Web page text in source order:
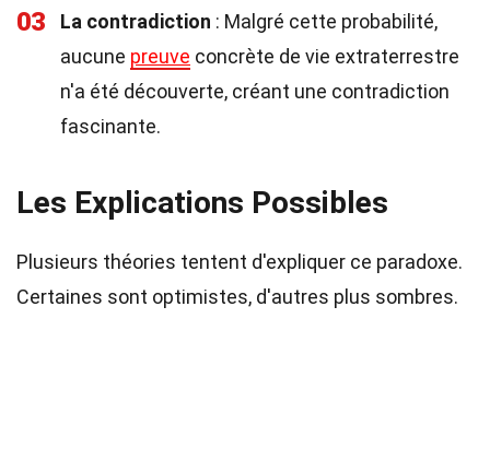
03 La contradiction : Malgré cette probabilité,
aucune preuve concrète de vie extraterrestre
n'a été découverte, créant une contradiction
fascinante.
Les Explications Possibles
Plusieurs théories tentent d'expliquer ce paradoxe.
Certaines sont optimistes, d'autres plus sombres.